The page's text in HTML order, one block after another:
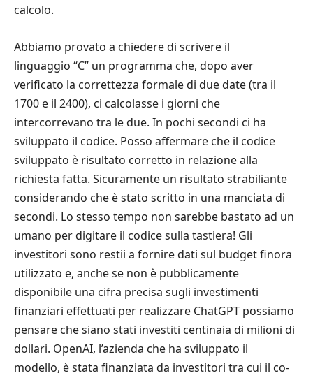
calcolo.
Abbiamo provato a chiedere di scrivere il
linguaggio “C” un programma che, dopo aver
verificato la correttezza formale di due date (tra il
1700 e il 2400), ci calcolasse i giorni che
intercorrevano tra le due. In pochi secondi ci ha
sviluppato il codice. Posso affermare che il codice
sviluppato è risultato corretto in relazione alla
richiesta fatta. Sicuramente un risultato strabiliante
considerando che è stato scritto in una manciata di
secondi. Lo stesso tempo non sarebbe bastato ad un
umano per digitare il codice sulla tastiera! Gli
investitori sono restii a fornire dati sul budget finora
utilizzato e, anche se non è pubblicamente
disponibile una cifra precisa sugli investimenti
finanziari effettuati per realizzare ChatGPT possiamo
pensare che siano stati investiti centinaia di milioni di
dollari. OpenAI, l’azienda che ha sviluppato il
modello, è stata finanziata da investitori tra cui il co-